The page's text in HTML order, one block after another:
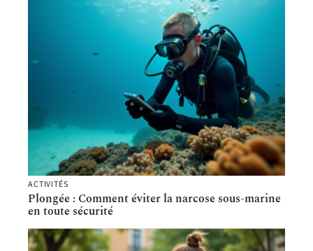
ACTIVITÉS
Plongée : Comment éviter la narcose sous-marine
en toute sécurité